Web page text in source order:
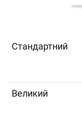
Cтандартний
Великий